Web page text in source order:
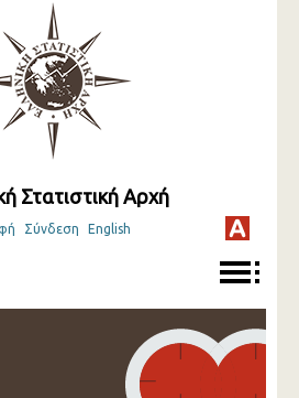
Στατιστική Αρχή
Σύνδεση English